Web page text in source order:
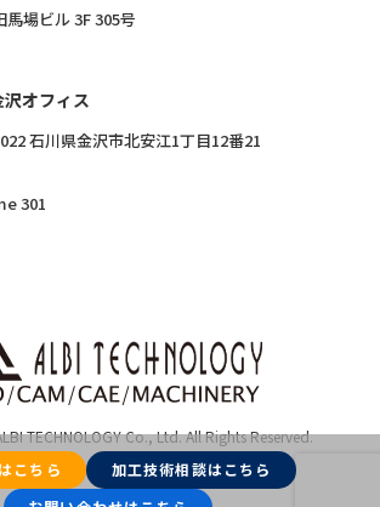
馬場ビル 3F 305号
沢オフィス
石川県金沢市北安江1丁目12番21
301
TECHNOLOGY Co., Ltd. All Rights Reserved.
こちら
加工技術相談はこちら